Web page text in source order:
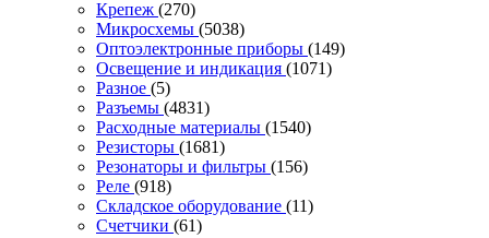
Крепеж (270)
Микросхемы (5038)
Оптоэлектронные приборы (149)
Освещение и индикация (1071)
Разное (5)
Разъемы (4831)
Расходные материалы (1540)
Резисторы (1681)
Резонаторы и фильтры (156)
Реле (918)
Складское оборудование (11)
Счетчики (61)